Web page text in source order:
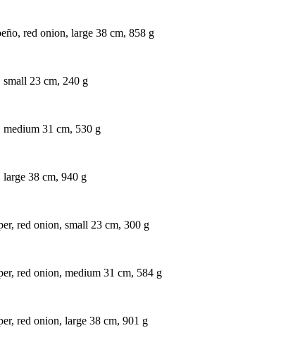
red onion, large 38 cm, 858 g
small 23 cm, 240 g
medium 31 cm, 530 g
large 38 cm, 940 g
red onion, small 23 cm, 300 g
red onion, medium 31 cm, 584 g
red onion, large 38 cm, 901 g